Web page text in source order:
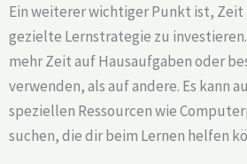
Ein weiterer wichtiger Punkt ist, Zeit
gezielte Lernstrategie zu
mehr Zeit auf Hausaufgaben oder
verwenden, als auf andere. Es kann
speziellen Ressourcen wie
suchen, die dir beim Lernen helfen